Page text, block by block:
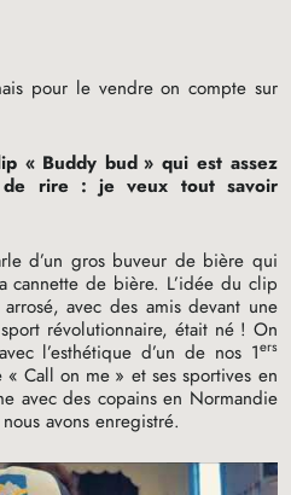
pour le vendre on compte sur
« Buddy bud » qui est assez
de rire : je veux tout savoir
d’un gros buveur de bière qui
cannette de bière. L’idée du clip
avec des amis devant une
révolutionnaire, était né ! On
l’esthétique d’un de nos 1ers
« Call on me » et ses sportives en
avec des copains en Normandie
avons enregistré.